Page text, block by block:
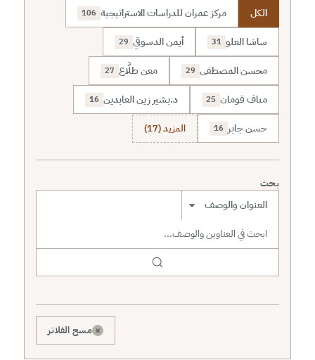
الكل مركز عمران للدراسات الاستراتيجية 106
ساشا العلو 31 أيمن الدسوقي 29
محسن المصطفى 29 معن طلَّاع 27
مناف قومان 25 د.بشير زين العابدين 16
حسن جابر 16 المزيد (17)
بحث
نطاق البحث
× مسح الفلاتر